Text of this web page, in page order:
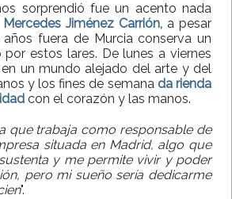
sorprendió fue un acento nada
Mercedes Jiménez Carrión, a pesar
fuera de Murcia conserva un
estos lares. De lunes a viernes
un mundo alejado del arte y del
y los fines de semana da rienda
con el corazón y las manos.
que trabaja como responsable de
situada en Madrid, algo que
y me permite vivir y poder
pero mi sueño sería dedicarme
".